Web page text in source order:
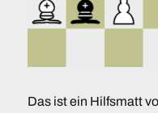
Das ist ein Hilfsmatt